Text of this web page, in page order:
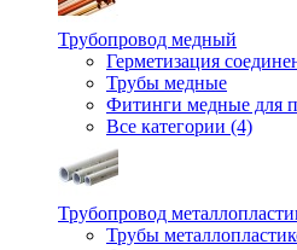
Трубопровод медный
Герметизация
Трубы медные
Фитинги медные для
Все категории (4)
Трубопровод
Трубы